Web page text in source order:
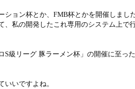
ョン杯とか、FMB杯とかを開催しました
、私の開発したこれ専用のシステム上で
S級リーグ 豚ラーメン杯」の開催に至っ
いですよね。